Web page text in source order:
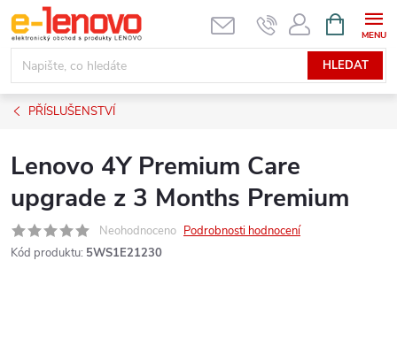
Přejít
na
obsah
HLEDAT
NÁKUPNÍ
KOŠÍK
PŘÍSLUŠENSTVÍ
Lenovo 4Y Premium Care
upgrade z 3 Months Premium
Neohodnoceno Podrobnosti hodnocení
Kód produktu: 5WS1E21230